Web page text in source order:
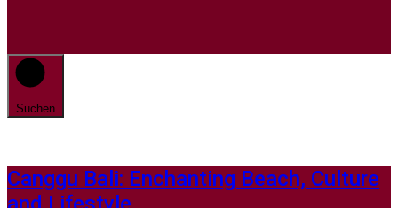
Suchen
Canggu Bali: Enchanting Beach, Culture